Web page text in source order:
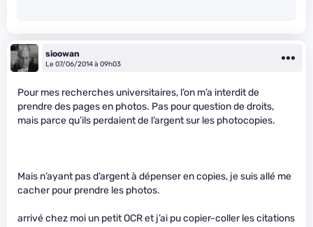
sioowan
Le 07/06/2014 à 09h03
Pour mes recherches universitaires, l’on m’a interdit de
prendre des pages en photos. Pas pour question de droits,
mais parce qu’ils perdaient de l’argent sur les photocopies.
Mais n’ayant pas d’argent à dépenser en copies, je suis allé me
cacher pour prendre les photos.
arrivé chez moi un petit OCR et j’ai pu copier-coller les citations